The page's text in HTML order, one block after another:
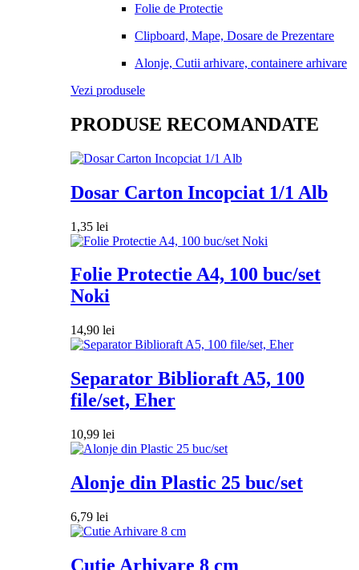
Folie de Protectie
Clipboard, Mape, Dosare de Prezentare
Alonje, Cutii arhivare, containere arhivare
Vezi produsele
PRODUSE RECOMANDATE
Dosar Carton Incopciat 1/1 Alb
1,35 lei
Folie Protectie A4, 100 buc/set
Noki
14,90 lei
Separator Biblioraft A5, 100
file/set, Eher
10,99 lei
Alonje din Plastic 25 buc/set
6,79 lei
Cutie Arhivare 8 cm